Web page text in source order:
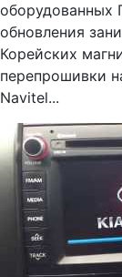
оборудованных
обновления
Корейских
перепрошивки
Navitel...